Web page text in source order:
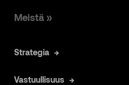
Meistä »
Strategia
Vastuullisuus